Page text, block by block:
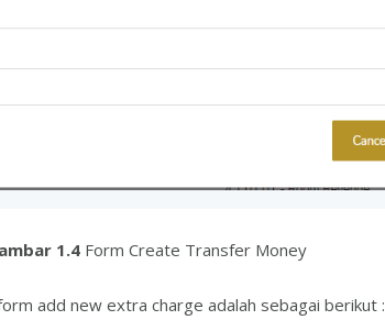
1.4 Form Create Transfer Money
add new extra charge adalah sebagai berikut :